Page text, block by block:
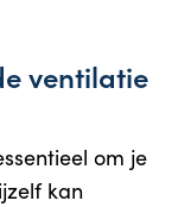
ventilatie
om je
kan